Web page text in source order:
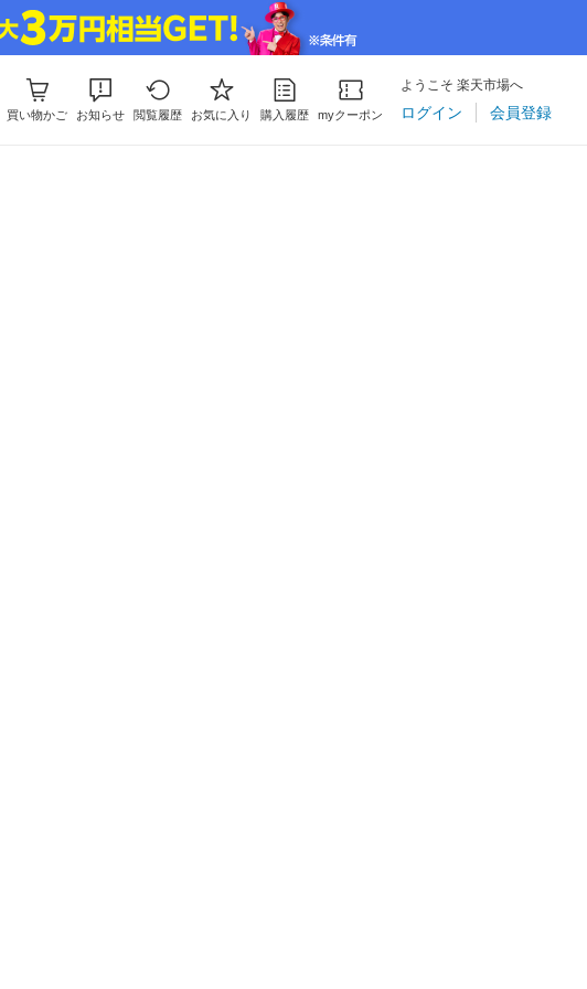
買い物かご お知らせ 閲覧履歴 お気に入り 購入履歴 myクーポン
ようこそ 楽天市場へ
ログイン 会員登録